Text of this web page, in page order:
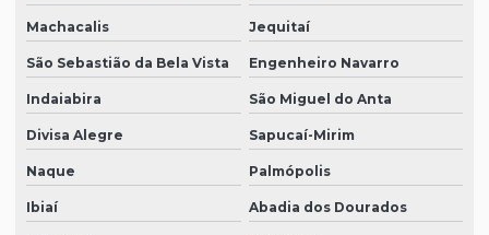
Machacalis Jequitaí
São Sebastião da Bela Vista Engenheiro Navarro
Indaiabira São Miguel do Anta
Divisa Alegre Sapucaí-Mirim
Naque Palmópolis
Ibiaí Abadia dos Dourados